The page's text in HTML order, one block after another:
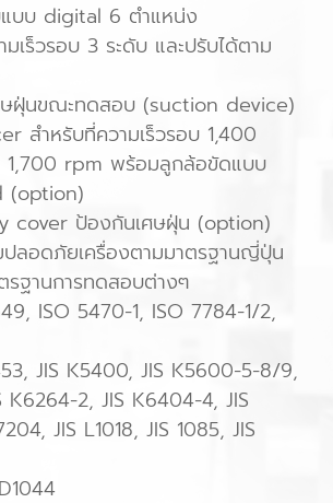
แบบ digital 6 ตำแหน่ง
มเร็วรอบ 3 ระดับ และปรับได้ตาม
ฝุ่นขณะทดสอบ (suction device)
สำหรับที่ความเร็วรอบ 1,400
rpm พร้อมลูกล้อขัดแบบ
(option)
cover ป้องกันเศษฝุ่น (option)
ปลอดภัยเครื่องตามมาตรฐานญี่ปุ่น
รฐานการทดสอบต่างๆ
ISO 5470-1, ISO 7784-1/2,
JIS K5400, JIS K5600-5-8/9,
K6264-2, JIS K6404-4, JIS
JIS L1018, JIS 1085, JIS